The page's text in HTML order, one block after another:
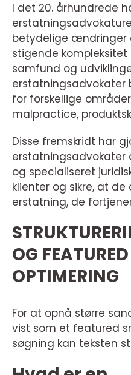
I det 20. århundrede
betydelige ændringer
stigende
samfund og
erstatningsadvokater
for forskellige
malpractice,
Disse fremskridt har
erstatningsadvokater
og specialiseret
klienter og sikre, at
erstatning, de
OG
OPTIMERING
For at opnå større
vist som et featured
søgning kan teksten